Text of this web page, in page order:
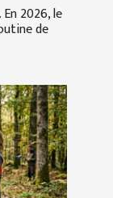
2026, le
de